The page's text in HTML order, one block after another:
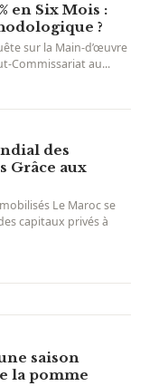
en Six Mois :
?
sur la Main-d’œuvre
Commissariat au...
des
Grâce aux
Le Maroc se
capitaux privés à
saison
la pomme